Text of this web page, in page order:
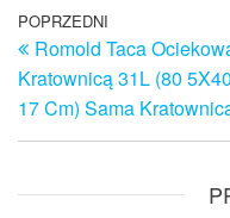
Nawigacja
wpisu
Poprzedni
wpis
POPRZEDNI
Romold Taca
Kratownicą 31L (80
17 Cm) Sama